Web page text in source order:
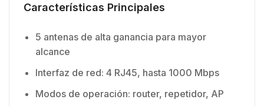
Características Principales
5 antenas de alta ganancia para mayor
alcance
Interfaz de red: 4 RJ45, hasta 1000 Mbps
Modos de operación: router, repetidor, AP